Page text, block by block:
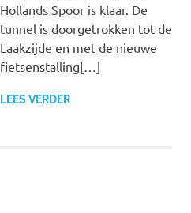
Hollands Spoor is klaar. De
tunnel is doorgetrokken tot de
Laakzijde en met de nieuwe
fietsenstalling[…]
LEES VERDER